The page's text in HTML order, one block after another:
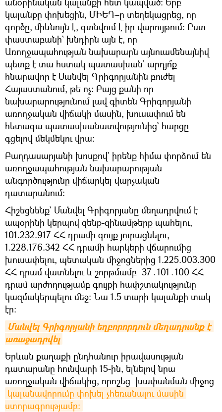
կալանքը փոխեցին, ՄԻԵԴ–ը տեղեկացրեց, որ
գործը, միևնույն է, գտնվում է իր վարույթում։ Ըստ
փաստաբանի` խնդիրն այն է, որ
Առողջապահության նախարարն այնուամենայնիվ
պետք է տա հստակ պատասխան` արդյո՞ք
հնարավոր է Մանվել Գրիգորյանին բուժել
Հայաստանում, թե ոչ։ Բայց քանի որ
նախարարությունում լավ գիտեն Գրիգորյանի
առողջական վիճակի մասին, խուսափում են
հետագա պատասխանատվությունից` հարցը
գցելով մեկմեկու վրա։
Բաղդասարյանի խոսքով` իրենք հիմա փորձում են
առողջապահության նախարարության
անգործությունը վիճարկել վարչական
դատարանում։
Հիշեցնենք` Մանվել Գրիգորյանը մեղադրվում է
ապօրինի կերպով զենք-զինամթերք պահելու,
101.232.917 ՀՀ դրամի գույք յուրացնելու,
1.228.176.342 ՀՀ դրամի հարկերի վճարումից
խուսափելու, պետական միջոցներից 1.225.003.300
ՀՀ դրամ վատնելու և շորթմամբ 37․101․100 ՀՀ
դրամ արժողությամբ գույքի հափշտակությունը
կազմակերպելու մեջ: Նա 1.5 տարի կալանքի տակ
էր։
Մանվել Գրիգորյանի եղբորորդուն մեղադրանք է
առաջադրվել
Երևան քաղաքի ընդհանուր իրավասության
դատարանը հունվարի 15-ին, ելնելով նրա
առողջական վիճակից, որոշեց խափանման միջոց
կալանավորումը փոխել չհեռանալու մասին
ստորագրությամբ: